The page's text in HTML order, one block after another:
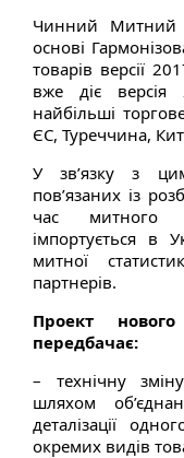
Чинний Митний
основі
товарів версії
вже діє версія
найбільші
ЄС, Туреччина,
У зв’язку з
пов’язаних із
час митного
імпортується в
митної
партнерів.
Проект
передбачає:
– технічну
шляхом
деталізації
окремих видів